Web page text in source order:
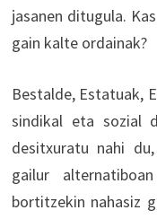
jasanen ditugula.
gain kalte ordainak?
Bestalde, Estatuak,
sindikal eta sozial
desitxuratu nahi
gailur
bortitzekin nahasiz